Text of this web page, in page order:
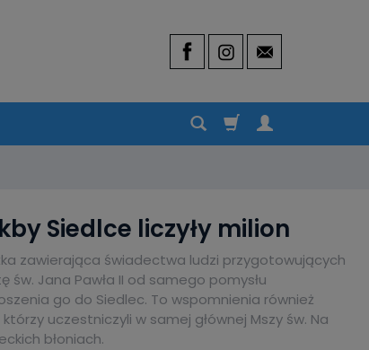
Siedlce liczyły milion
zawierająca świadectwa ludzi przygotowujących
św. Jana Pawła II od samego pomysłu
go do Siedlec. To wspomnienia również
uczestniczyli w samej głównej Mszy św. Na
błoniach.